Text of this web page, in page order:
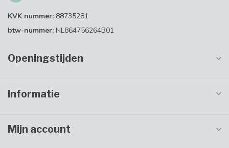
KVK nummer: 88735281
btw-nummer: NL864756264B01
Openingstijden
Informatie
Mijn account